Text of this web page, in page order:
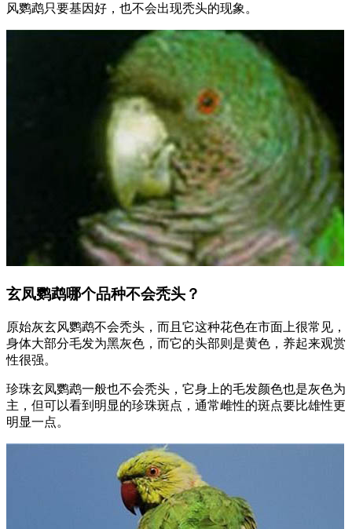
风鹦鹉只要基因好，也不会出现秃头的现象。
玄凤鹦鹉哪个品种不会秃头？
原始灰玄风鹦鹉不会秃头，而且它这种花色在市面上很常见，
身体大部分毛发为黑灰色，而它的头部则是黄色，养起来观赏
性很强。
珍珠玄凤鹦鹉一般也不会秃头，它身上的毛发颜色也是灰色为
主，但可以看到明显的珍珠斑点，通常雌性的斑点要比雄性更
明显一点。